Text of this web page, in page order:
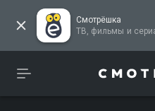
Смотрёшка
ТВ, фильмы